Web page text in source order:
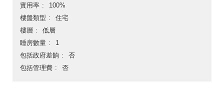
實用率
100%
樓盤類型
住宅
樓層
低層
睡房數量
1
包括政府差餉
否
包括管理費
否